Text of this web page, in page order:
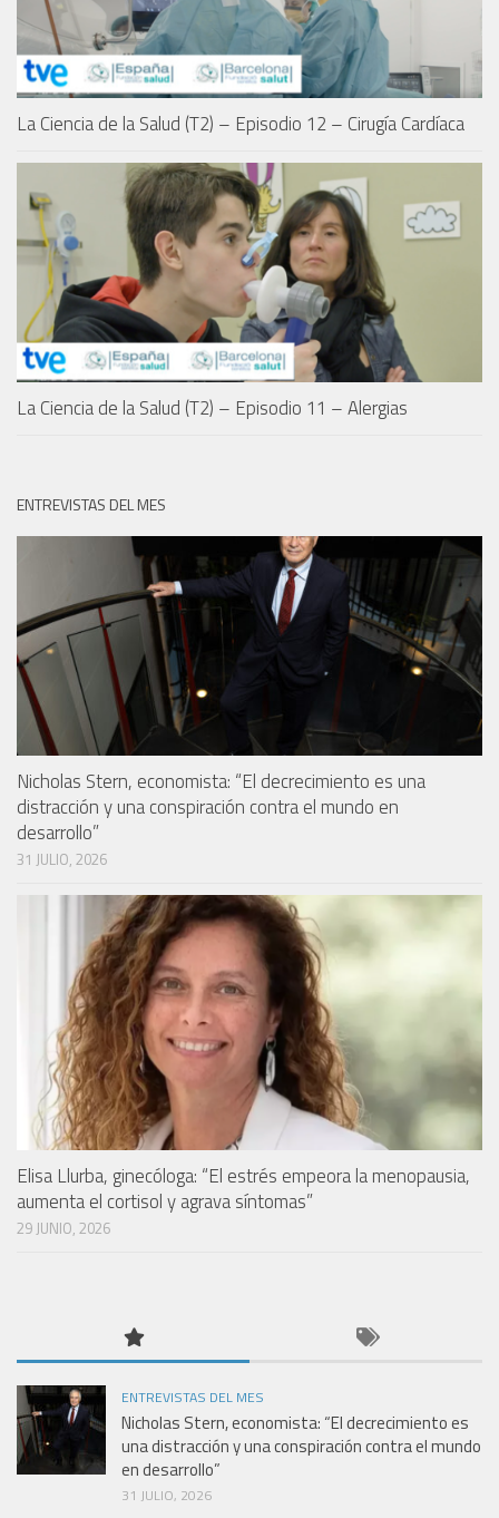
La Ciencia de la Salud (T2) – Episodio 12 – Cirugía Cardíaca
La Ciencia de la Salud (T2) – Episodio 11 – Alergias
ENTREVISTAS DEL MES
Nicholas Stern, economista: “El decrecimiento es una
distracción y una conspiración contra el mundo en
desarrollo”
31 JULIO, 2026
Elisa Llurba, ginecóloga: “El estrés empeora la menopausia,
aumenta el cortisol y agrava síntomas”
29 JUNIO, 2026
ENTREVISTAS DEL MES
Nicholas Stern, economista: “El decrecimiento es
una distracción y una conspiración contra el mundo
en desarrollo”
31 JULIO, 2026